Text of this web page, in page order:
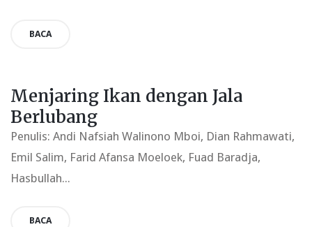
BACA
Menjaring Ikan dengan Jala
Berlubang
Penulis: Andi Nafsiah Walinono Mboi, Dian Rahmawati,
Emil Salim, Farid Afansa Moeloek, Fuad Baradja,
Hasbullah...
BACA